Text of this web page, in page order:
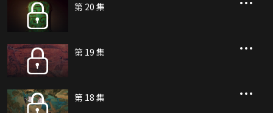
第 20 集
第 19 集
第 18 集